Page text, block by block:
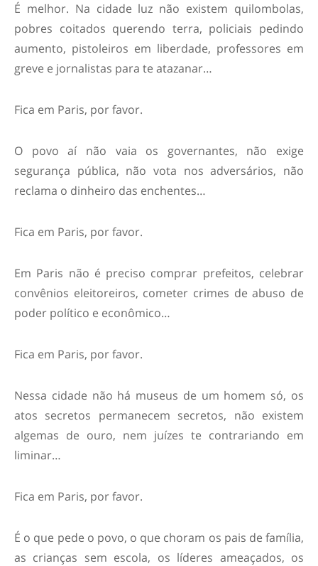
É melhor. Na cidade luz não existem quilombolas,
pobres coitados querendo terra, policiais pedindo
aumento, pistoleiros em liberdade, professores em
greve e jornalistas para te atazanar…
Fica em Paris, por favor.
O povo aí não vaia os governantes, não exige
segurança pública, não vota nos adversários, não
reclama o dinheiro das enchentes…
Fica em Paris, por favor.
Em Paris não é preciso comprar prefeitos, celebrar
convênios eleitoreiros, cometer crimes de abuso de
poder político e econômico…
Fica em Paris, por favor.
Nessa cidade não há museus de um homem só, os
atos secretos permanecem secretos, não existem
algemas de ouro, nem juízes te contrariando em
liminar…
Fica em Paris, por favor.
É o que pede o povo, o que choram os pais de família,
as crianças sem escola, os líderes ameaçados, os